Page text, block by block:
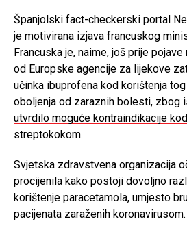
Španjolski fact-checkerski portal
je motivirana izjava francuskog
Francuska je, naime, još prije
od Europske agencije za lijekove
učinka ibuprofena kod korištenja
oboljenja od zaraznih bolesti, zbog
utvrdilo moguće kontraindikacije
streptokokom.
Svjetska zdravstvena organizacija
procijenila kako postoji dovoljno
korištenje paracetamola, umjesto
pacijenata zaraženih koronavirusom.